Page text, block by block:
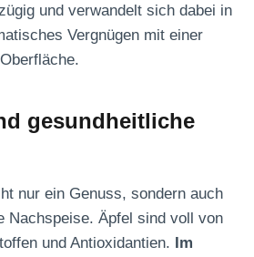
und verwandelt sich dabei in
Vergnügen mit einer
gesundheitliche
nur ein Genuss, sondern auch
Nachspeise. Äpfel sind voll von
und Antioxidantien. Im